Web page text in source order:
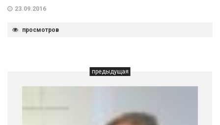
23.09.2016
просмотров
предыдущая